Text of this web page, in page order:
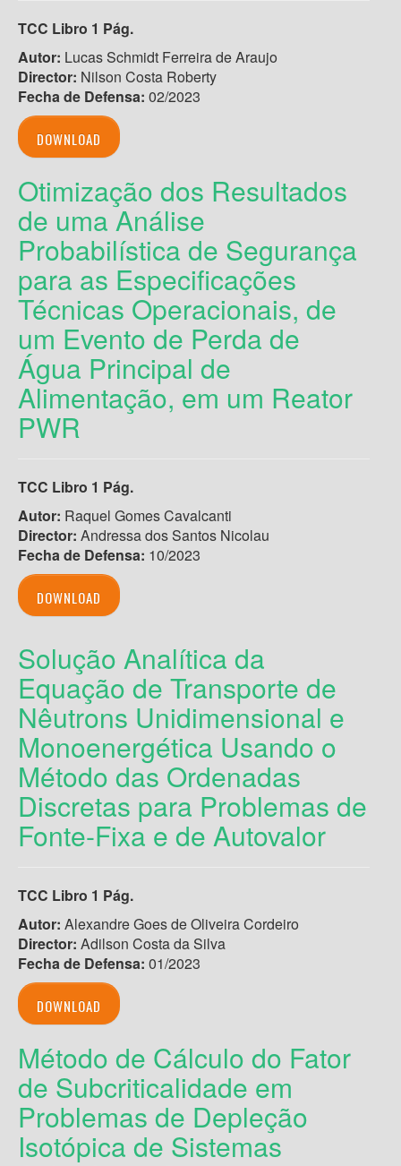
TCC Libro 1 Pág.
Autor: Lucas Schmidt Ferreira de Araujo
Director: Nilson Costa Roberty
Fecha de Defensa: 02/2023
DOWNLOAD
Otimização dos Resultados
de uma Análise
Probabilística de Segurança
para as Especificações
Técnicas Operacionais, de
um Evento de Perda de
Água Principal de
Alimentação, em um Reator
PWR
TCC Libro 1 Pág.
Autor: Raquel Gomes Cavalcanti
Director: Andressa dos Santos Nicolau
Fecha de Defensa: 10/2023
DOWNLOAD
Solução Analítica da
Equação de Transporte de
Nêutrons Unidimensional e
Monoenergética Usando o
Método das Ordenadas
Discretas para Problemas de
Fonte-Fixa e de Autovalor
TCC Libro 1 Pág.
Autor: Alexandre Goes de Oliveira Cordeiro
Director: Adilson Costa da Silva
Fecha de Defensa: 01/2023
DOWNLOAD
Método de Cálculo do Fator
de Subcriticalidade em
Problemas de Depleção
Isotópica de Sistemas